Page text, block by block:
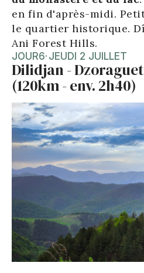
en fin d'après-midi.
le quartier historique.
Ani Forest Hills.
JOUR6· JEUDI 2 JUILLET
Dilidjan -
(120km - env. 2h40)